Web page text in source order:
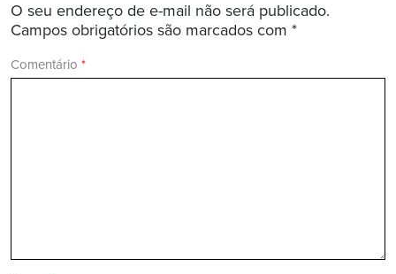
O seu endereço de e-mail não será publicado.
Campos obrigatórios são marcados com *
Comentário *